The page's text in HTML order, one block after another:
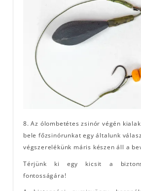
8. Az ólombetétes zsinór végén
bele főzsinórunkat egy általunk
végszerelékünk máris készen áll a
Térjünk ki egy kicsit a
fontosságára!